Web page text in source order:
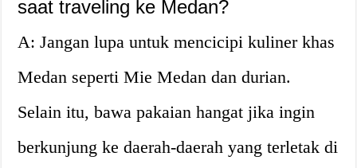
saat traveling ke Medan?
A: Jangan lupa untuk mencicipi kuliner khas
Medan seperti Mie Medan dan durian.
Selain itu, bawa pakaian hangat jika ingin
berkunjung ke daerah-daerah yang terletak di